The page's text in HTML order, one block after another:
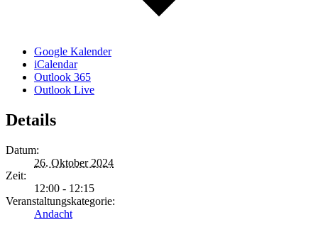
Google Kalender
iCalendar
Outlook 365
Outlook Live
Details
Datum:
26. Oktober 2024
Zeit:
12:00 - 12:15
Veranstaltungskategorie:
Andacht